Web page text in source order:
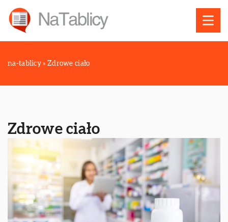
na-tablicy » Zdrowe ciało
Zdrowe ciało